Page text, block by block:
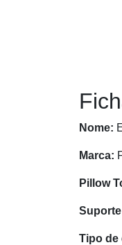
Nome:
Marca:
Pillow
Tipo de